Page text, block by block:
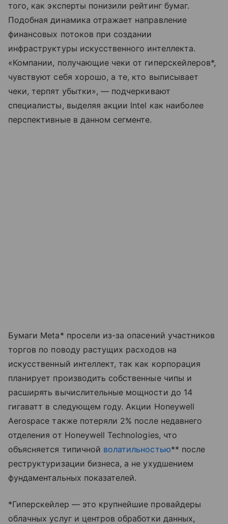
того, как эксперты понизили рейтинг бумаг.
Подобная динамика отражает направление
финансовых потоков при создании
инфраструктуры искусственного интеллекта.
«Компании, получающие чеки от гиперскейлеров*,
чувствуют себя хорошо, а те, кто выписывает
чеки, терпят убытки», — подчеркивают
специалисты, выделяя акции Intel как наиболее
перспективные в данном сегменте.
Бумаги Meta* просели из-за опасений участников
торгов по поводу растущих расходов на
искусственный интеллект, так как корпорация
планирует производить собственные чипы и
расширять вычислительные мощности до 14
гигаватт в следующем году. Акции Honeywell
Aerospace также потеряли 2% после недавнего
отделения от Honeywell Technologies, что
объясняется типичной волатильностью** после
реструктуризации бизнеса, а не ухудшением
фундаментальных показателей.
*Гиперскейлер — это крупнейшие провайдеры
облачных услуг и центров обработки данных,